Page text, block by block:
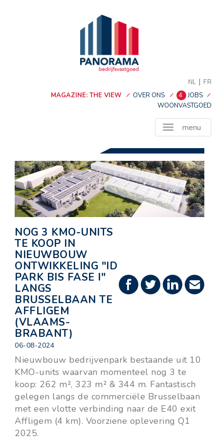
NL | FR
MAGAZINE: THE VIEW
OVER ONS 4 JOBS
WOONVASTGOED
menu
NOG 3 KMO-UNITS
TE KOOP IN
NIEUWBOUW
ONTWIKKELING "ID
PARK BIS FASE I"
LANGS
BRUSSELBAAN TE
AFFLIGEM
(VLAAMS-
BRABANT)
06-08-2024
Nieuwbouw bedrijvenpark bestaande uit 10
KMO-units waarvan momenteel nog 3 te
koop: 262 m², 323 m² & 344 m. Fantastisch
gelegen langs de commerciële Brusselbaan
met een vlotte verbinding naar de E40 exit
Affligem (4 km). Voorziene oplevering Q1
2025.